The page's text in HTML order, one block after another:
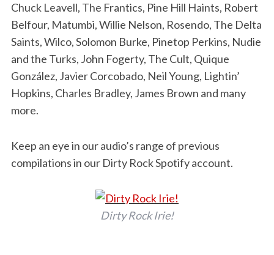
Chuck Leavell, The Frantics, Pine Hill Haints, Robert
Belfour, Matumbi, Willie Nelson, Rosendo, The Delta
Saints, Wilco, Solomon Burke, Pinetop Perkins, Nudie
and the Turks, John Fogerty, The Cult, Quique
González, Javier Corcobado, Neil Young, Lightin’
Hopkins, Charles Bradley, James Brown and many
more.
Keep an eye in our audio’s range of previous
compilations in our Dirty Rock Spotify account.
Dirty Rock Irie!